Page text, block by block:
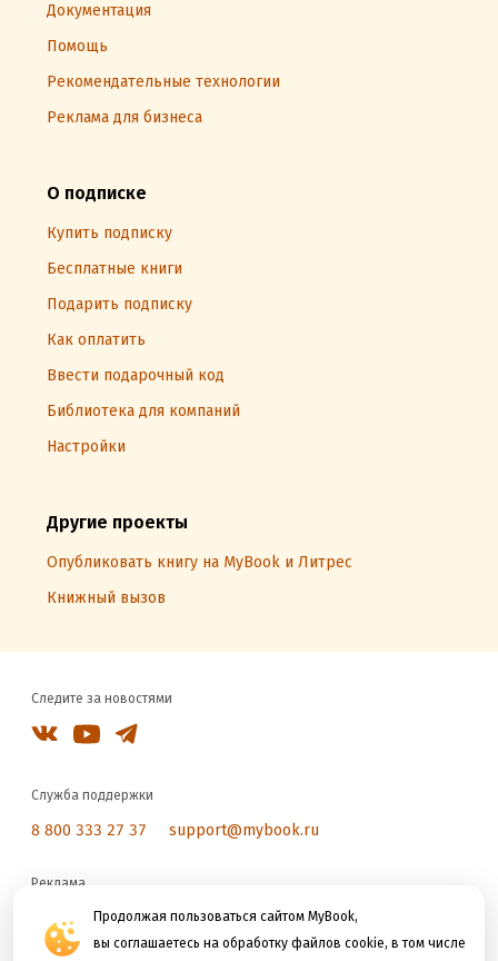
Продолжая пользоваться сайтом MyBook,
вы соглашаетесь на обработку файлов cookie, в том числе
Документация
Помощь
Рекомендательные технологии
Реклама для бизнеса
О подписке
Купить подписку
Бесплатные книги
Подарить подписку
Как оплатить
Ввести подарочный код
Библиотека для компаний
Настройки
Другие проекты
Опубликовать книгу на MyBook и Литрес
Книжный вызов
Следите за новостями
Служба поддержки
8 800 333 27 37 support@mybook.ru
Реклама
reklama@litres.ru